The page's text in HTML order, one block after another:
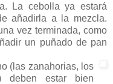
La cebolla ya estará
añadirla a la mezcla.
vez terminada, como
un puñado de pan
(las zanahorias, los
deben estar bien